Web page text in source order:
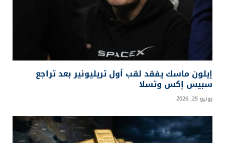
إيلون ماسك يفقد لقب أول تريليونير بعد تراجع
سبيس إكس وتسلا
يونيو 25, 2026